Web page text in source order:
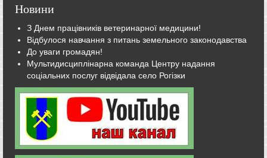
Новини
З Днем працівників ветеринарної медицини!
Відбулося навчання з питань земельного законодавства
До уваги громадян!
Мультидисциплінарна команда Центру надання
соціальних послуг відвідала село Рогізки